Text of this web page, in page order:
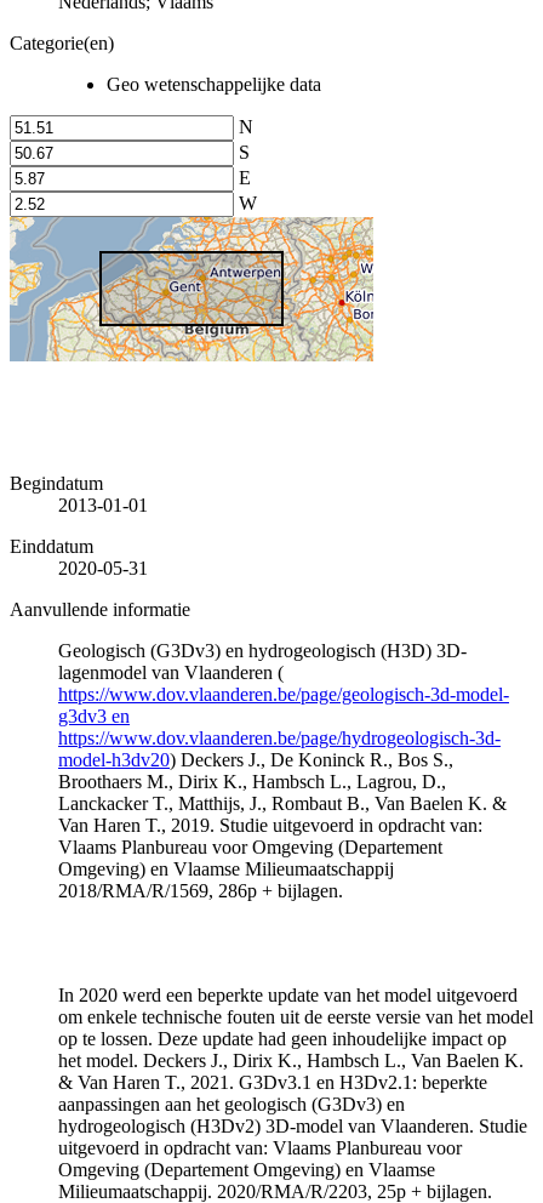
Categorie(en)
Geo wetenschappelijke data
N
S
E
W
Begindatum
2013-01-01
Einddatum
2020-05-31
Aanvullende informatie
Geologisch (G3Dv3) en hydrogeologisch (H3D) 3D-
lagenmodel van Vlaanderen (
https://www.dov.vlaanderen.be/page/geologisch-3d-model-
g3dv3 en
https://www.dov.vlaanderen.be/page/hydrogeologisch-3d-
model-h3dv20) Deckers J., De Koninck R., Bos S.,
Broothaers M., Dirix K., Hambsch L., Lagrou, D.,
Lanckacker T., Matthijs, J., Rombaut B., Van Baelen K. &
Van Haren T., 2019. Studie uitgevoerd in opdracht van:
Vlaams Planbureau voor Omgeving (Departement
Omgeving) en Vlaamse Milieumaatschappij
2018/RMA/R/1569, 286p + bijlagen.
In 2020 werd een beperkte update van het model uitgevoerd
om enkele technische fouten uit de eerste versie van het model
op te lossen. Deze update had geen inhoudelijke impact op
het model. Deckers J., Dirix K., Hambsch L., Van Baelen K.
& Van Haren T., 2021. G3Dv3.1 en H3Dv2.1: beperkte
aanpassingen aan het geologisch (G3Dv3) en
hydrogeologisch (H3Dv2) 3D-model van Vlaanderen. Studie
uitgevoerd in opdracht van: Vlaams Planbureau voor
Omgeving (Departement Omgeving) en Vlaamse
Milieumaatschappij. 2020/RMA/R/2203, 25p + bijlagen.